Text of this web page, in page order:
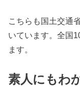
こちらも国土交通
いています。全国
ます。
素人にもわ